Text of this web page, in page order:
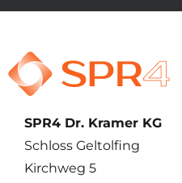
SPR4 Dr. Kramer KG
Schloss Geltolfing
Kirchweg 5